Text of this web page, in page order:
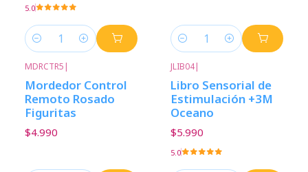
5.0
Cantidad Cantidad
MDRCTR5 |
Mordedor Control
Remoto Rosado
Figuritas
$4.990
JLIB04|
Libro Sensorial de
Estimulación +3M
Oceano
$5.990
5.0